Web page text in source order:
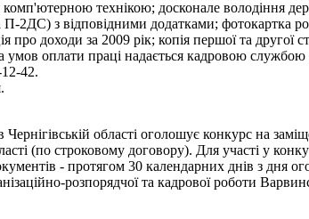
комп'ютерною технікою; досконале володіння
з відповідними додатками; фотокартка
доходи за 2009 рік; копія першої та другої
умов оплати праці надається кадровою службою
42.
області оголошує конкурс на заміщення
(по строковому договору). Для участі у
- протягом 30 календарних днів з дня
розпорядчої та кадрової роботи